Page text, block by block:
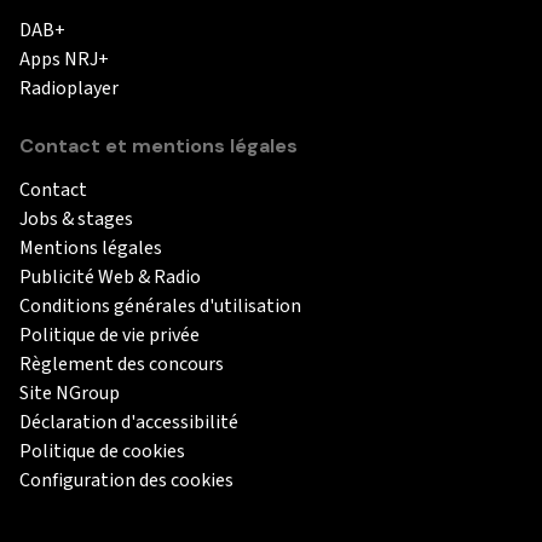
DAB+
Apps NRJ+
Radioplayer
Contact et mentions légales
Contact
Jobs & stages
Mentions légales
Publicité Web & Radio
Conditions générales d'utilisation
Politique de vie privée
Règlement des concours
Site NGroup
Déclaration d'accessibilité
Politique de cookies
Configuration des cookies